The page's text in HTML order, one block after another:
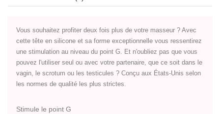
Vous souhaitez profiter deux fois plus de votre masseur ? Avec
cette tête en silicone et sa forme exceptionnelle vous ressentirez
une stimulation au niveau du point G. Et n'oubliez pas que vous
pouvez l'utiliser seul ou avec votre partenaire, que ce soit dans le
vagin, le scrotum ou les testicules ? Conçu aux États-Unis selon
les normes de qualité les plus strictes.
Stimule le point G